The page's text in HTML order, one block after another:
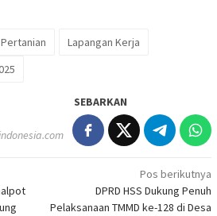
Lapangan Kerja
SEBARKAN
Pos berikutnya
DPRD HSS Dukung Penuh
Pelaksanaan TMMD ke-128 di Desa